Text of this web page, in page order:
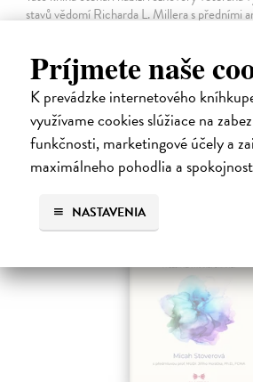
Príjmete naše
K prevádzke internetového
využívame cookies slúžiace na
funkčnosti, marketingové účely a
maximálneho pohodlia a
NASTAVENIA
stavů vědomí Richarda L. Millera s předními
Na sklade ?
12,42 €
13,80 €